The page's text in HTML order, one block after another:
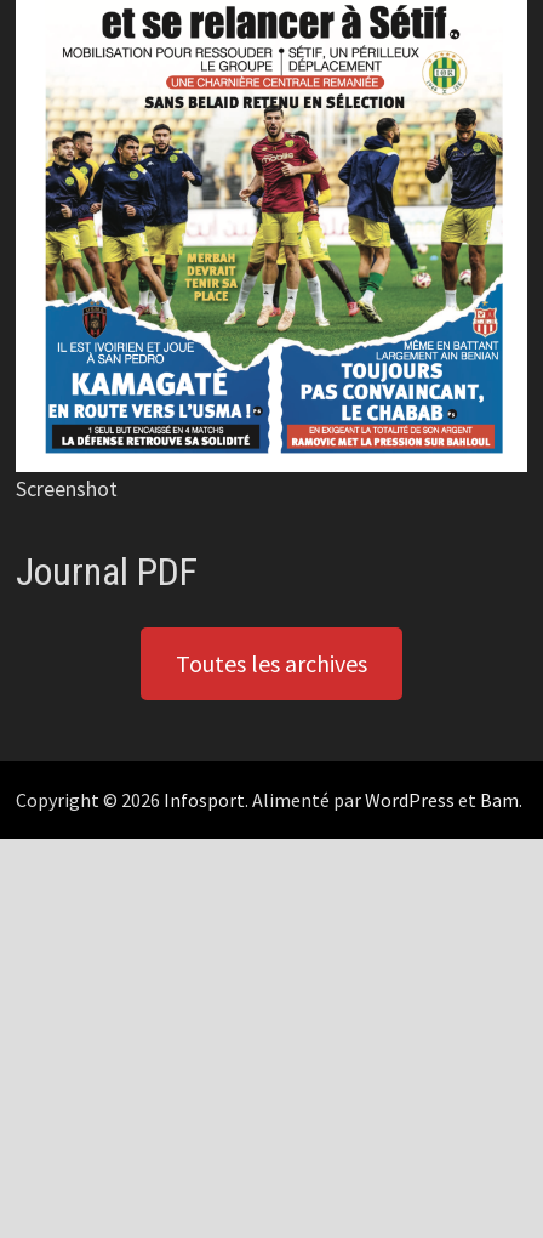
Screenshot
Journal PDF
Toutes les archives
Copyright © 2026 Infosport. Alimenté parWordPress et Bam.